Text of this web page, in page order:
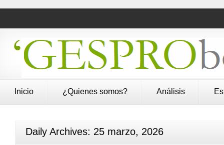
Inicio ¿Quienes somos? Análisis
Daily Archives: 25 marzo, 2026